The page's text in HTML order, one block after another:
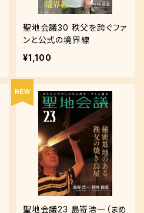
聖地会議30 秩父を跨ぐファ
ンと公式の境界線
¥1,100
聖地会議23 島嵜浩一（まめ